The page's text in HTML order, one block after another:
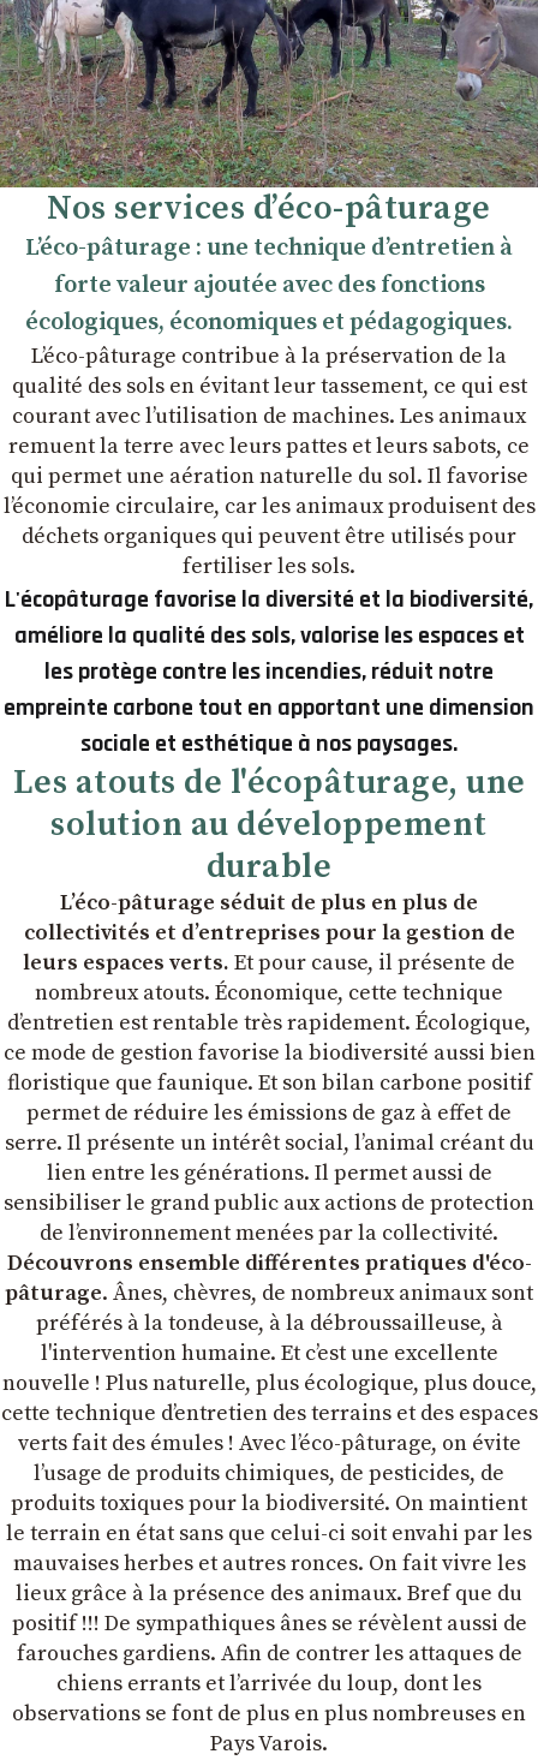
Nos services d’éco-pâturage
L’éco-pâturage : une technique d’entretien à
forte valeur ajoutée avec des fonctions
écologiques, économiques et pédagogiques.
L’éco-pâturage contribue à la préservation de la
qualité des sols en évitant leur tassement, ce qui est
courant avec l’utilisation de machines. Les animaux
remuent la terre avec leurs pattes et leurs sabots, ce
qui permet une aération naturelle du sol. Il favorise
l’économie circulaire, car les animaux produisent des
déchets organiques qui peuvent être utilisés pour
fertiliser les sols.
L'écopâturage favorise la diversité et la biodiversité,
améliore la qualité des sols, valorise les espaces et
les protège contre les incendies, réduit notre
empreinte carbone tout en apportant une dimension
sociale et esthétique à nos paysages.
Les atouts de l'écopâturage, une
solution au développement
durable
L’éco-pâturage séduit de plus en plus de
collectivités et d’entreprises pour la gestion de
leurs espaces verts. Et pour cause, il présente de
nombreux atouts. Économique, cette technique
d’entretien est rentable très rapidement. Écologique,
ce mode de gestion favorise la biodiversité aussi bien
floristique que faunique. Et son bilan carbone positif
permet de réduire les émissions de gaz à effet de
serre. Il présente un intérêt social, l’animal créant du
lien entre les générations. Il permet aussi de
sensibiliser le grand public aux actions de protection
de l’environnement menées par la collectivité.
Découvrons ensemble différentes pratiques d'éco-
pâturage. Ânes, chèvres, de nombreux animaux sont
préférés à la tondeuse, à la débroussailleuse, à
l'intervention humaine. Et c’est une excellente
nouvelle ! Plus naturelle, plus écologique, plus douce,
cette technique d’entretien des terrains et des espaces
verts fait des émules ! Avec l’éco-pâturage, on évite
l’usage de produits chimiques, de pesticides, de
produits toxiques pour la biodiversité. On maintient
le terrain en état sans que celui-ci soit envahi par les
mauvaises herbes et autres ronces. On fait vivre les
lieux grâce à la présence des animaux. Bref que du
positif !!! De sympathiques ânes se révèlent aussi de
farouches gardiens. Afin de contrer les attaques de
chiens errants et l’arrivée du loup, dont les
observations se font de plus en plus nombreuses en
Pays Varois.